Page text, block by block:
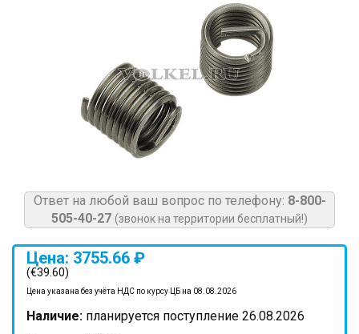
Ответ на любой ваш вопрос по телефону: 8-800-
505-40-27 (звонок на территории бесплатный!)
Цена: 3755.66 ₽
(€39.60)
Цена указана без учёта НДС по курсу ЦБ на 08.08.2026
Наличие: планируется поступление 26.08.2026